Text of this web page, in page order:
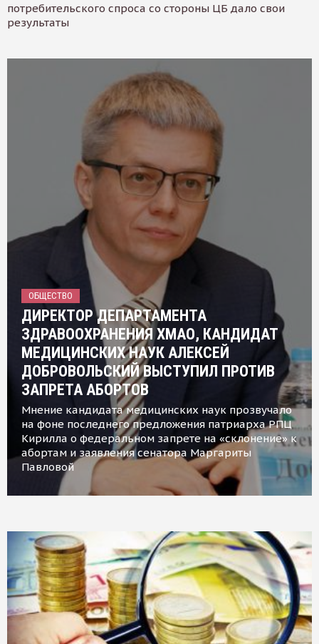
потребительского спроса со стороны ЦБ дало свои
результаты
ОБЩЕСТВО
ДИРЕКТОР ДЕПАРТАМЕНТА
ЗДРАВООХРАНЕНИЯ ХМАО, КАНДИДАТ
МЕДИЦИНСКИХ НАУК АЛЕКСЕЙ
ДОБРОВОЛЬСКИЙ ВЫСТУПИЛ ПРОТИВ
ЗАПРЕТА АБОРТОВ
Мнение кандидата медицинских наук прозвучало
на фоне последнего предложения патриарха РПЦ
Кирилла о федеральном запрете на «склонение» к
абортам и заявления сенатора Маргариты
Павловой